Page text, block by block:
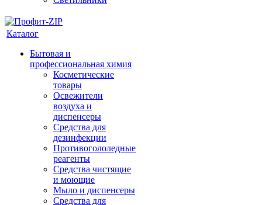
Каталог
Бытовая и
профессиональная химия
Косметические
товары
Освежители
воздуха и
диспенсеры
Средства для
дезинфекции
Противогололедные
реагенты
Средства чистящие
и моющие
Мыло и диспенсеры
Средства для